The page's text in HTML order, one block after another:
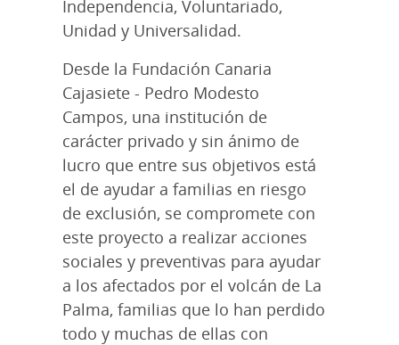
Independencia, Voluntariado,
Unidad y Universalidad.
Desde la Fundación Canaria
Cajasiete - Pedro Modesto
Campos, una institución de
carácter privado y sin ánimo de
lucro que entre sus objetivos está
el de ayudar a familias en riesgo
de exclusión, se compromete con
este proyecto a realizar acciones
sociales y preventivas para ayudar
a los afectados por el volcán de La
Palma, familias que lo han perdido
todo y muchas de ellas con